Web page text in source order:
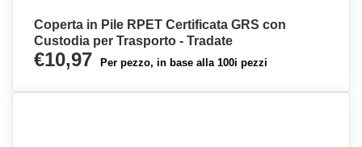
Coperta in Pile RPET Certificata GRS con
Custodia per Trasporto - Tradate
€10,97 Per pezzo, in base alla 100i pezzi